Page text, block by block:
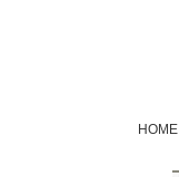
HOME